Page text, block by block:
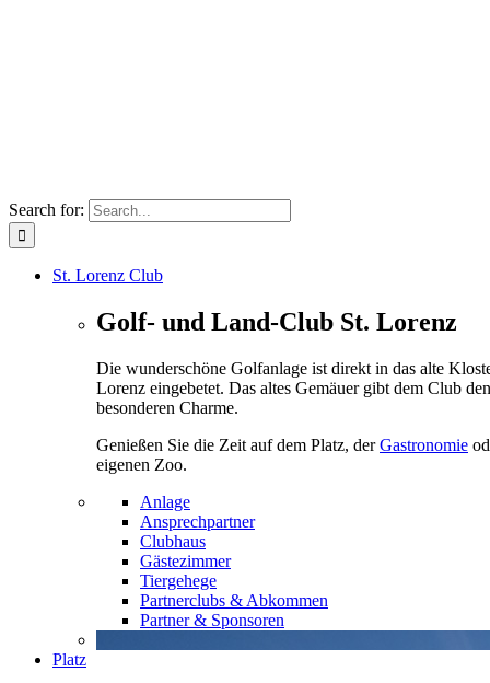
Search for:
St. Lorenz Club
Golf- und Land-Club St. Lorenz
Die wunderschöne Golfanlage ist direkt in das alte
Lorenz eingebetet. Das altes Gemäuer gibt dem Club
besonderen Charme.
Genießen Sie die Zeit auf dem Platz, derGastronomie
eigenen Zoo.
Anlage
Ansprechpartner
Clubhaus
Gästezimmer
Tiergehege
Partnerclubs & Abkommen
Partner & Sponsoren
Platz